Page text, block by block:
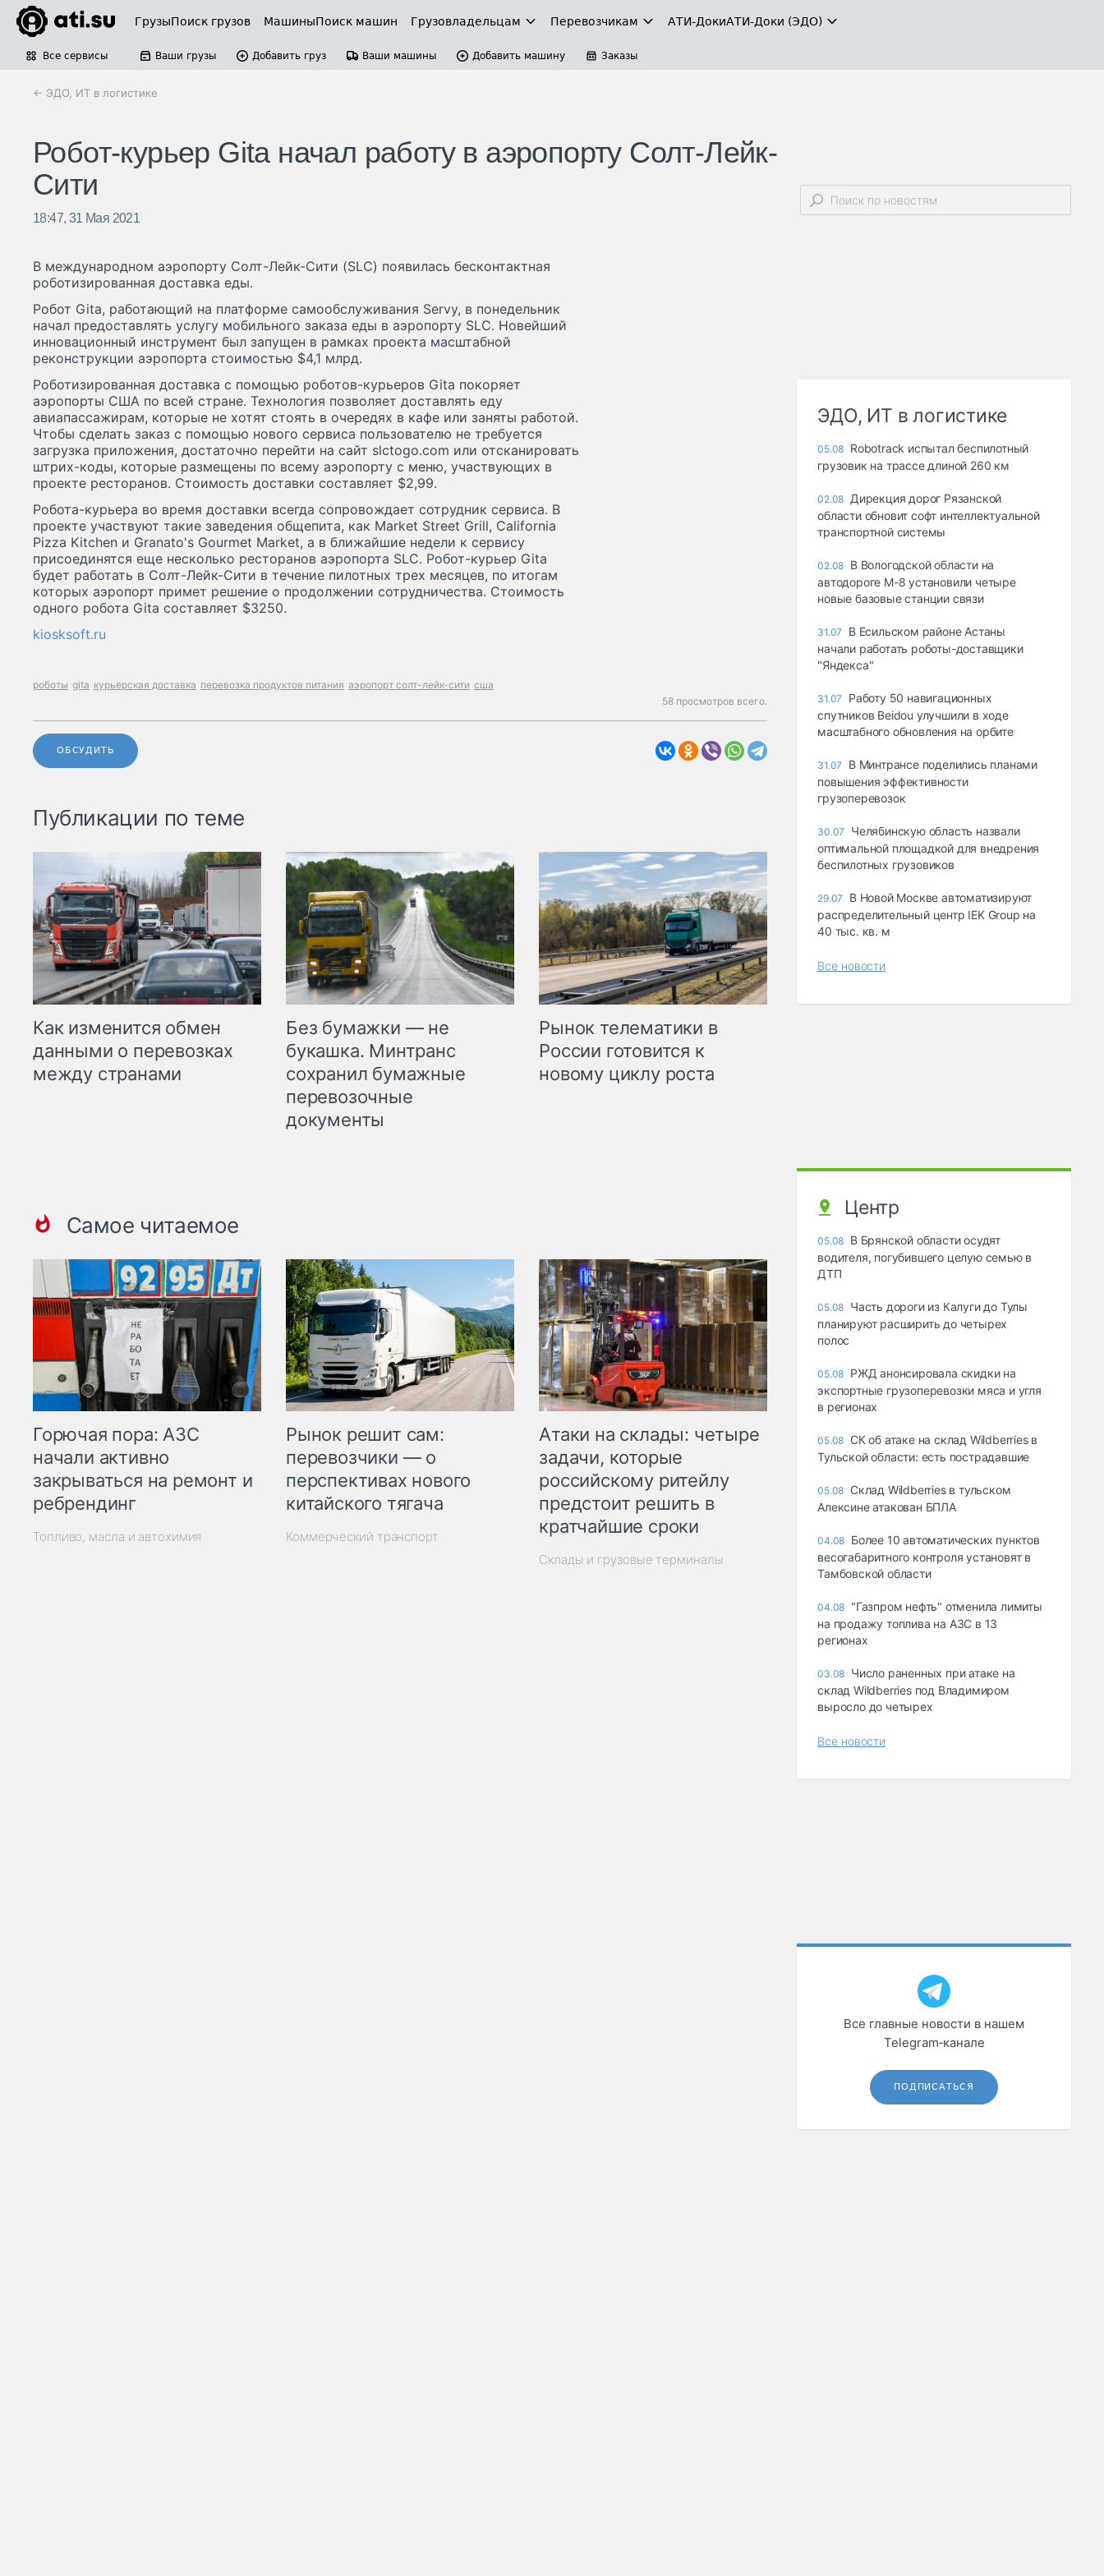
ГрузыПоиск грузов МашиныПоиск машин Грузовладельцам Перевозчикам АТИ-ДокиАТИ-Доки (ЭДО)
Все сервисы Ваши грузы Добавить груз Ваши машины Добавить машину Заказы
← ЭДО, ИТ в логистике
Робот-курьер Gita начал работу в аэропорту Солт-Лейк-
Сити
18:47, 31 Мая 2021
В международном аэропорту Солт-Лейк-Сити (SLC) появилась бесконтактная
роботизированная доставка еды.
Робот Gita, работающий на платформе самообслуживания Servy, в понедельник
начал предоставлять услугу мобильного заказа еды в аэропорту SLC. Новейший
инновационный инструмент был запущен в рамках проекта масштабной
реконструкции аэропорта стоимостью $4,1 млрд.
Роботизированная доставка с помощью роботов-курьеров Gita покоряет
аэропорты США по всей стране. Технология позволяет доставлять еду
авиапассажирам, которые не хотят стоять в очередях в кафе или заняты работой.
Чтобы сделать заказ с помощью нового сервиса пользователю не требуется
загрузка приложения, достаточно перейти на сайт slctogo.com или отсканировать
штрих-коды, которые размещены по всему аэропорту с меню, участвующих в
проекте ресторанов. Стоимость доставки составляет $2,99.
Робота-курьера во время доставки всегда сопровождает сотрудник сервиса. В
проекте участвуют такие заведения общепита, как Market Street Grill, California
Pizza Kitchen и Granato's Gourmet Market, а в ближайшие недели к сервису
присоединятся еще несколько ресторанов аэропорта SLC. Робот-курьер Gita
будет работать в Солт-Лейк-Сити в течение пилотных трех месяцев, по итогам
которых аэропорт примет решение о продолжении сотрудничества. Стоимость
одного робота Gita составляет $3250.
kiosksoft.ru
роботы gita курьерская доставка перевозка продуктов питания аэропорт солт-лейк-сити сша
58 просмотров всего.
ОБСУДИТЬ
Публикации по теме
Как изменится обмен
данными о перевозках
между странами
Без бумажки — не
букашка. Минтранс
сохранил бумажные
перевозочные
документы
Рынок телематики в
России готовится к
новому циклу роста
Самое читаемое
Горючая пора: АЗС
начали активно
закрываться на ремонт и
ребрендинг
Топливо, масла и автохимия
Рынок решит сам:
перевозчики — о
перспективах нового
китайского тягача
Коммерческий транспорт
Атаки на склады: четыре
задачи, которые
российскому ритейлу
предстоит решить в
кратчайшие сроки
Склады и грузовые терминалы
ЭДО, ИТ в логистике
05.08 Robotrack испытал беспилотный
грузовик на трассе длиной 260 км
02.08 Дирекция дорог Рязанской
области обновит софт интеллектуальной
транспортной системы
02.08 В Вологодской области на
автодороге М-8 установили четыре
новые базовые станции связи
31.07
В Есильском районе Астаны
начали работать роботы-доставщики
"Яндекса"
31.07
Работу 50 навигационных
спутников Beidou улучшили в ходе
масштабного обновления на орбите
31.07
В Минтрансе поделились планами
повышения эффективности
грузоперевозок
30.07
Челябинскую область назвали
оптимальной площадкой для внедрения
беспилотных грузовиков
29.07
В Новой Москве автоматизируют
распределительный центр IEK Group на
40 тыс. кв. м
Все новости
Центр
05.08 В Брянской области осудят
водителя, погубившего целую семью в
ДТП
05.08 Часть дороги из Калуги до Тулы
планируют расширить до четырех
полос
05.08 РЖД анонсировала скидки на
экспортные грузоперевозки мяса и угля
в регионах
05.08 СК об атаке на склад Wildberries в
Тульской области: есть пострадавшие
05.08 Склад Wildberries в тульском
Алексине атакован БПЛА
04.08 Более 10 автоматических пунктов
весогабаритного контроля установят в
Тамбовской области
04.08 "Газпром нефть" отменила лимиты
на продажу топлива на АЗС в 13
регионах
03.08 Число раненных при атаке на
склад Wildberries под Владимиром
выросло до четырех
Все новости
Все главные новости в нашем
Telegram‑канале
ПОДПИСАТЬСЯ